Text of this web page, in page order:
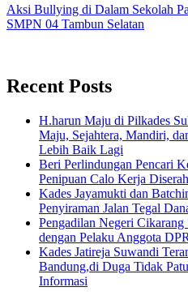
Aksi Bullying di Dalam Sekolah
SMPN 04 Tambun Selatan
Recent Posts
H.harun Maju di Pilkades
Maju, Sejahtera, Mandiri,
Lebih Baik Lagi
Beri Perlindungan Pencari
Penipuan Calo Kerja
Kades Jayamukti dan
Penyiraman Jalan Tegal
Pengadilan Negeri Cikarang
dengan Pelaku Anggota
Kades Jatireja Suwandi
Bandung,di Duga Tidak
Informasi